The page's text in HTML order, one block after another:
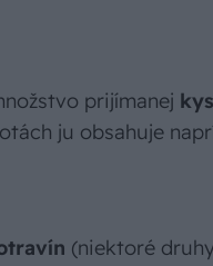
prijímanej
ju obsahuje
(niektoré